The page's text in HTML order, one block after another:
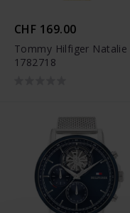
CHF 169.00
Tommy Hilfiger Natalie
1782718